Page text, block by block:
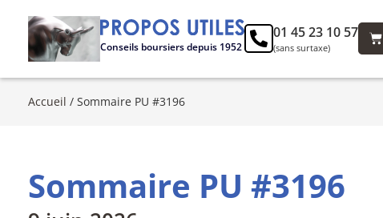
Conseils boursiers depuis 1952
01 45 23 10 57
(sans surtaxe)
Accueil / Sommaire PU #3196
Sommaire PU #3196